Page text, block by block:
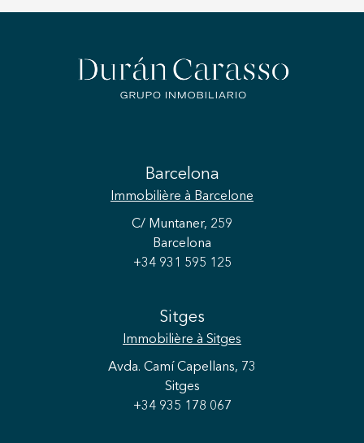
Barcelona
Immobilière à Barcelone
C/ Muntaner, 259
Barcelona
+34 931 595 125
Sitges
Immobilière à Sitges
Avda. Camí Capellans, 73
Sitges
+34 935 178 067